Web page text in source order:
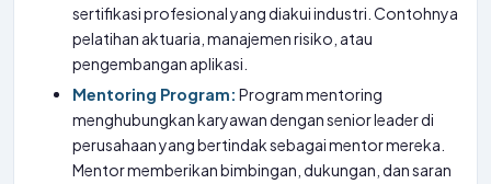
sertifikasi profesional yang diakui industri. Contohnya
pelatihan aktuaria, manajemen risiko, atau
pengembangan aplikasi.
Mentoring Program: Program mentoring
menghubungkan karyawan dengan senior leader di
perusahaan yang bertindak sebagai mentor mereka.
Mentor memberikan bimbingan, dukungan, dan saran